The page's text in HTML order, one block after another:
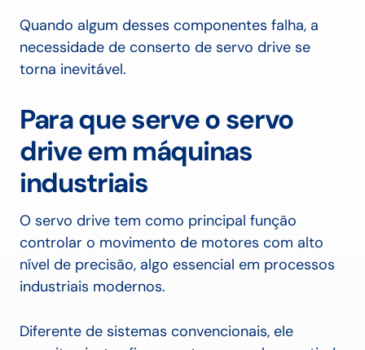
Quando algum desses componentes falha, a
necessidade de conserto de servo drive se
torna inevitável.
Para que serve o servo
drive em máquinas
industriais
O servo drive tem como principal função
controlar o movimento de motores com alto
nível de precisão, algo essencial em processos
industriais modernos.
Diferente de sistemas convencionais, ele